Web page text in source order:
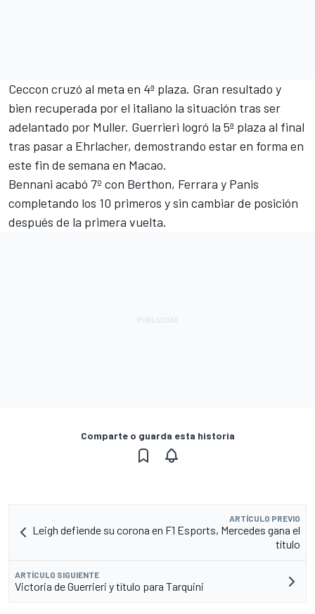
Ceccon cruzó al meta en 4ª plaza. Gran resultado y
bien recuperada por el italiano la situación tras ser
adelantado por Muller. Guerrieri logró la 5ª plaza al final
tras pasar a Ehrlacher, demostrando estar en forma en
este fin de semana en Macao.
Bennani acabó 7º con Berthon, Ferrara y Panis
completando los 10 primeros y sin cambiar de posición
después de la primera vuelta.
Comparte o guarda esta historia
ARTÍCULO PREVIO
Leigh defiende su corona en F1 Esports, Mercedes gana el
título
ARTÍCULO SIGUIENTE
Victoria de Guerrieri y título para Tarquini